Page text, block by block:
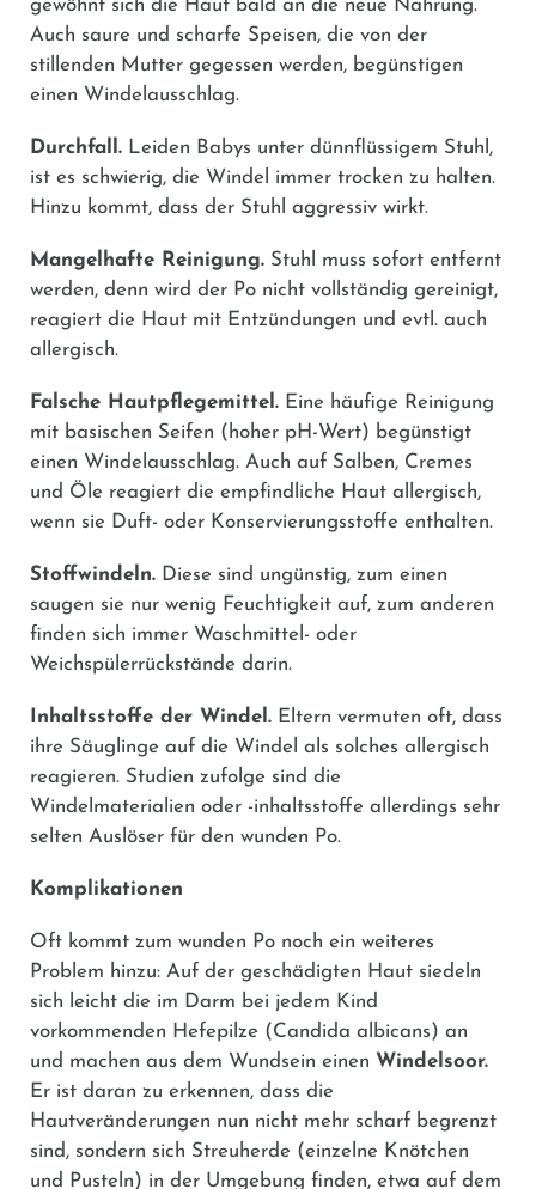
gewöhnt sich die Haut bald an die neue Nahrung.
Auch saure und scharfe Speisen, die von der
stillenden Mutter gegessen werden, begünstigen
einen Windelausschlag.
Durchfall. Leiden Babys unter dünnflüssigem Stuhl,
ist es schwierig, die Windel immer trocken zu halten.
Hinzu kommt, dass der Stuhl aggressiv wirkt.
Mangelhafte Reinigung. Stuhl muss sofort entfernt
werden, denn wird der Po nicht vollständig gereinigt,
reagiert die Haut mit Entzündungen und evtl. auch
allergisch.
Falsche Hautpflegemittel. Eine häufige Reinigung
mit basischen Seifen (hoher pH-Wert) begünstigt
einen Windelausschlag. Auch auf Salben, Cremes
und Öle reagiert die empfindliche Haut allergisch,
wenn sie Duft- oder Konservierungsstoffe enthalten.
Stoffwindeln. Diese sind ungünstig, zum einen
saugen sie nur wenig Feuchtigkeit auf, zum anderen
finden sich immer Waschmittel- oder
Weichspülerrückstände darin.
Inhaltsstoffe der Windel. Eltern vermuten oft, dass
ihre Säuglinge auf die Windel als solches allergisch
reagieren. Studien zufolge sind die
Windelmaterialien oder -inhaltsstoffe allerdings sehr
selten Auslöser für den wunden Po.
Komplikationen
Oft kommt zum wunden Po noch ein weiteres
Problem hinzu: Auf der geschädigten Haut siedeln
sich leicht die im Darm bei jedem Kind
vorkommenden Hefepilze (Candida albicans) an
und machen aus dem Wundsein einen Windelsoor.
Er ist daran zu erkennen, dass die
Hautveränderungen nun nicht mehr scharf begrenzt
sind, sondern sich Streuherde (einzelne Knötchen
und Pusteln) in der Umgebung finden, etwa auf dem